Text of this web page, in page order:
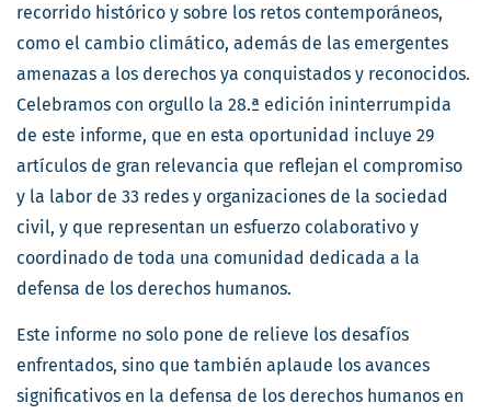
recorrido histórico y sobre los retos contemporáneos,
como el cambio climático, además de las emergentes
amenazas a los derechos ya conquistados y reconocidos.
Celebramos con orgullo la 28.ª edición ininterrumpida
de este informe, que en esta oportunidad incluye 29
artículos de gran relevancia que reflejan el compromiso
y la labor de 33 redes y organizaciones de la sociedad
civil, y que representan un esfuerzo colaborativo y
coordinado de toda una comunidad dedicada a la
defensa de los derechos humanos.
Este informe no solo pone de relieve los desafíos
enfrentados, sino que también aplaude los avances
significativos en la defensa de los derechos humanos en